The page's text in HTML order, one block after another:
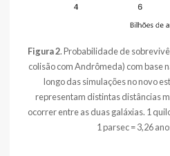
Figura 2. Probabilidade de
colisão com Andrômeda) com base
longo das simulações no novo
representam distintas distâncias
ocorrer entre as duas galáxias. 1
1 parsec = 3,26